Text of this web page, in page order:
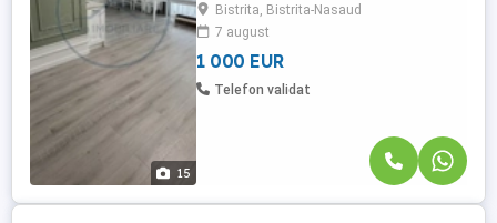
15
apartament exclusivist redefinește
standardele locuirii premium, oferind
spații generoase, lumină ...
Bistrita, Bistrita-Nasaud
7 august
1 000 EUR
Telefon validat